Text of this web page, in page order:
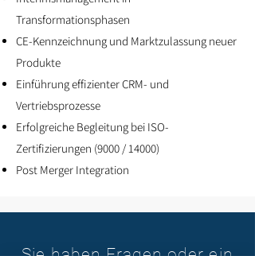
Transformationsphasen
CE-Kennzeichnung und Marktzulassung neuer
Produkte
Einführung effizienter CRM- und
Vertriebsprozesse
Erfolgreiche Begleitung bei ISO-
Zertifizierungen (9000 / 14000)
Post Merger Integration